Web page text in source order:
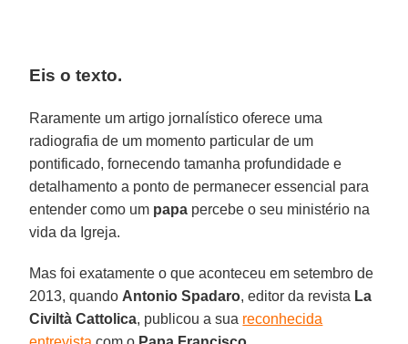
Eis o texto.
Raramente um artigo jornalístico oferece uma
radiografia de um momento particular de um
pontificado, fornecendo tamanha profundidade e
detalhamento a ponto de permanecer essencial para
entender como um papa percebe o seu ministério na
vida da Igreja.
Mas foi exatamente o que aconteceu em setembro de
2013, quando Antonio Spadaro, editor da revista La
Civiltà Cattolica, publicou a sua reconhecida